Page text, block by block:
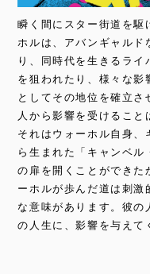
瞬く間にスター街道を駆
ホルは、アバンギャルド
り、同時代を生きるライ
を狙われたり、様々な影
としてその地位を確立さ
人から影響を受けること
それはウォーホル自身、
ら生まれた「キャンベル
の扉を開くことができた
ーホルが歩んだ道は刺激
な意味があります。彼の
の人生に、影響を与えて